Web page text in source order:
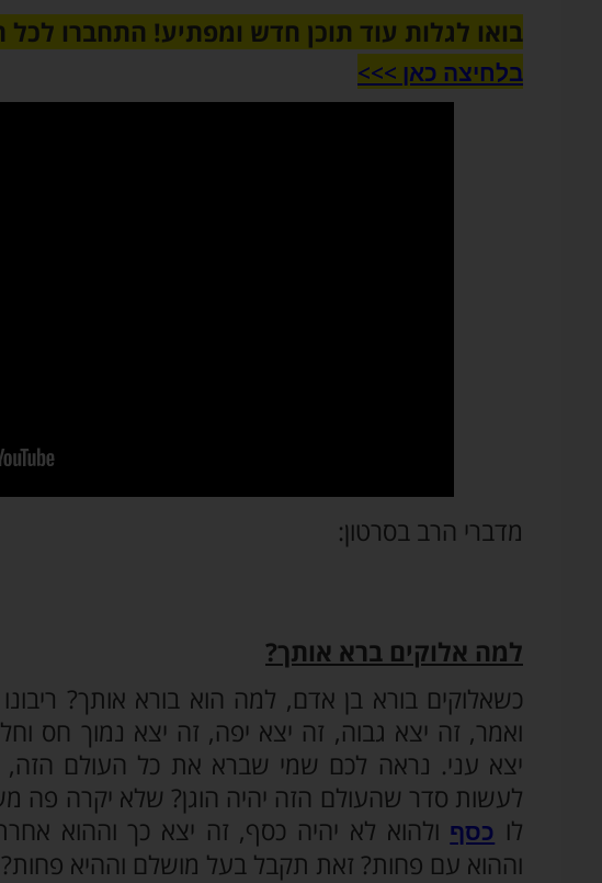
בואו לגלות עוד תוכן חדש ומפתיע! התחברו
בלחיצה כאן >>>​
מדברי הרב בסרטון:
למה אלוקים ברא אותך?
כשאלוקים בורא בן אדם, למה הוא בורא אותך?
ואמר, זה יצא גבוה, זה יצא יפה, זה יצא נמוך חס
יצא עני. נראה לכם שמי שברא את כל העולם
לעשות סדר שהעולם הזה יהיה הוגן? שלא יקרה פה
לו כסף ולהוא לא יהיה כסף, זה יצא כך וההוא
וההוא עם פחות? זאת תקבל בעל מושלם וההיא